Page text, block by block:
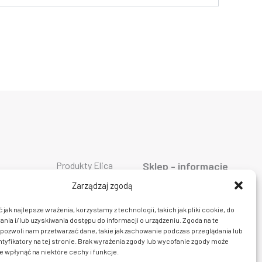
Zarządzaj zgodą
jak najlepsze wrażenia, korzystamy z technologii, takich jak pliki cookie, do
i/lub uzyskiwania dostępu do informacji o urządzeniu. Zgoda na te
nam przetwarzać dane, takie jak zachowanie podczas przeglądania lub
na tej stronie. Brak wyrażenia zgody lub wycofanie zgody może
wpłynąć na niektóre cechy i funkcje.
Bora
Ciarko
De Dietrich
Dunavox
insinkerator
Produkty Elica
Produkty Geggenau
Produkty Liebherr
Produkty Smeg
Produkty Wolf
Produkty Sub Zero
Produkty Fulgor
Sklep - informacje
Prawo do zwrotu
Polityka prywatności
Regulamin sklepu
Kontakt